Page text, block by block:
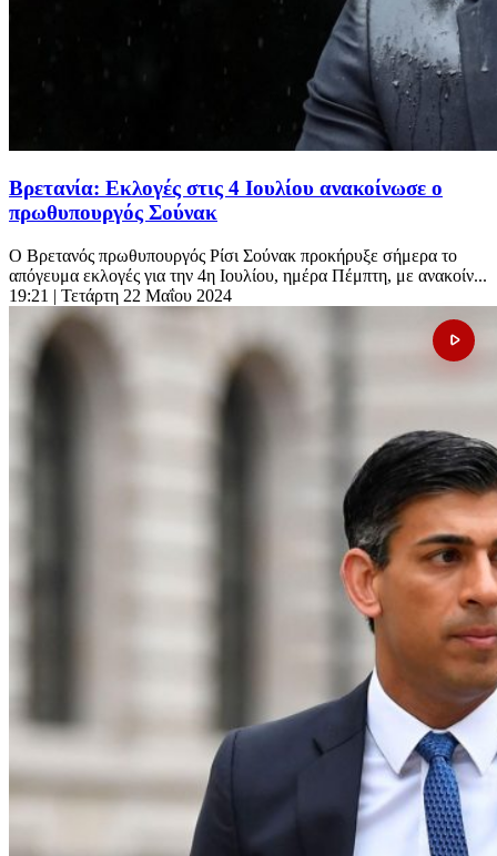
Βρετανία: Εκλογές στις 4 Ιουλίου ανακοίνωσε ο
πρωθυπουργός Σούνακ
Ο Βρετανός πρωθυπουργός Ρίσι Σούνακ προκήρυξε σήμερα το
απόγευμα εκλογές για την 4η Ιουλίου, ημέρα Πέμπτη, με ανακοίν...
19:21 | Τετάρτη 22 Μαΐου 2024